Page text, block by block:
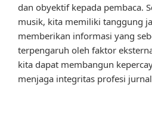
dan obyektif kepada pembaca.
musik, kita memiliki tanggung
memberikan informasi yang
terpengaruh oleh faktor
kita dapat membangun
menjaga integritas profesi